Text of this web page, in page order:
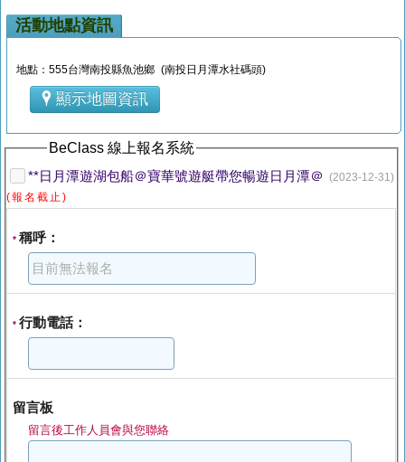
活動地點資訊
地點：555台灣南投縣魚池鄉 (南投日月潭水社碼頭)
顯示地圖資訊
BeClass 線上報名系統
**日月潭遊湖包船＠寶華號遊艇帶您暢遊日月潭＠ (2023-12-31)
(報名截止)
* 稱呼：
* 行動電話：
留言板
留言後工作人員會與您聯絡